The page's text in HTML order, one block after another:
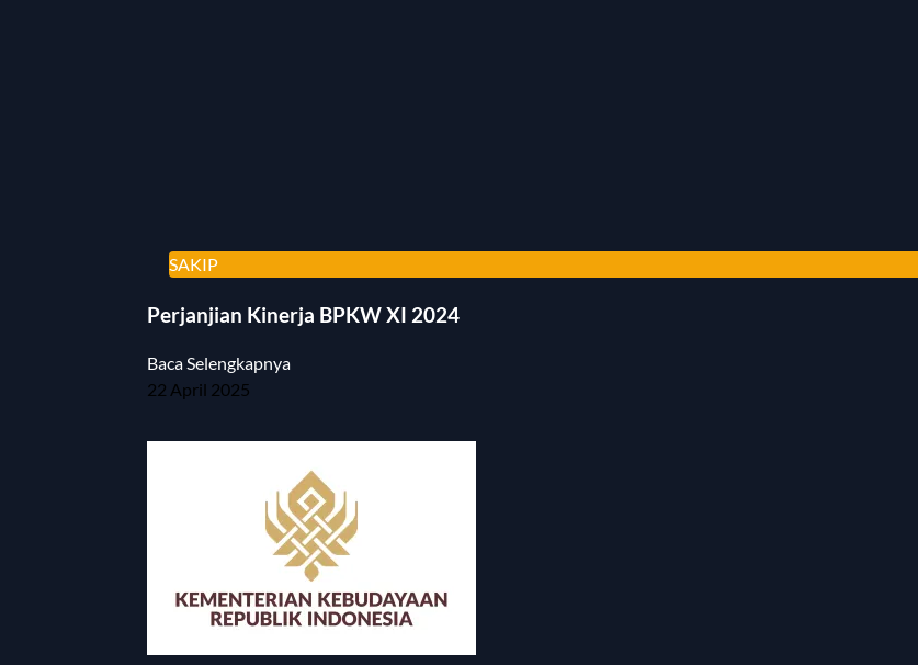
SAKIP
Perjanjian Kinerja BPKW XI 2024
Baca Selengkapnya
22 April 2025